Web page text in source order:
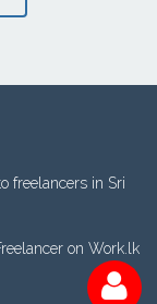
freelancers in Sri
on Work.lk